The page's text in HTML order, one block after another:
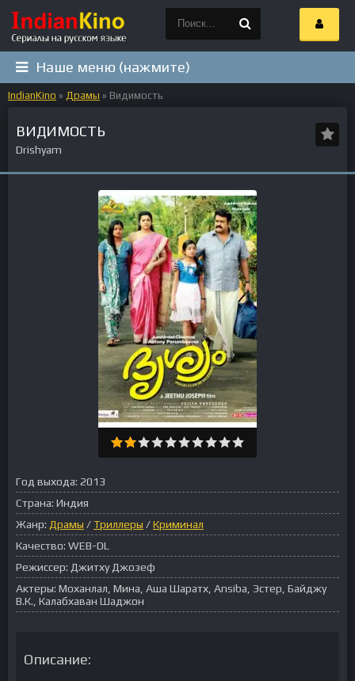
Наше меню (нажмите)
IndianKino » Драмы » Видимость
ВИДИМОСТЬ
Drishyam
Год выхода: 2013
Страна: Индия
Жанр: Драмы /Триллеры /Криминал
Качество: WEB-DL
Режиссер: Джитху Джозеф
Актеры: Моханлал, Мина, Аша Шаратх, Ansiba, Эстер, Байджу
В.К., Калабхаван Шаджон
Описание: